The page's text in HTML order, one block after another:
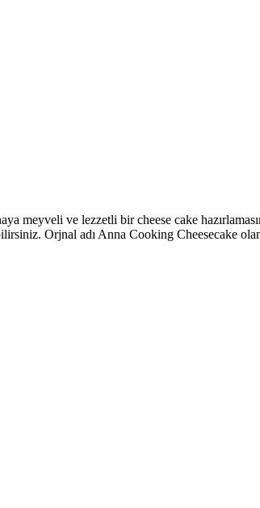
meyveli ve lezzetli bir cheese cake
Orjnal adı Anna Cooking Cheesecake